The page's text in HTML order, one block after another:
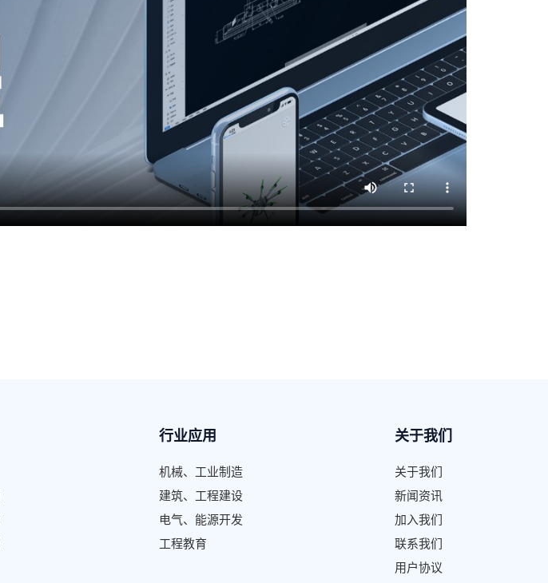
行业应用
机械、工业制造
建筑、工程建设
电气、能源开发
工程教育
关于我们
关于我们
新闻资讯
加入我们
联系我们
用户协议